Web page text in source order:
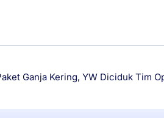
Ganja Kering,YW Diciduk Tim